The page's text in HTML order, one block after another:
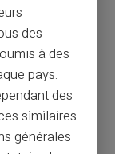
banque vous
des
à des
pays.
des
similaires
générales